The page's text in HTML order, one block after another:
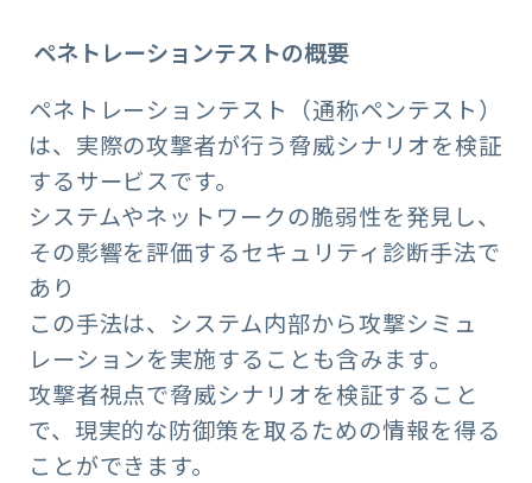
ペネトレーションテストの概要
ペネトレーションテスト（通称ペンテスト）
は、実際の攻撃者が行う脅威シナリオを検証
するサービスです。
システムやネットワークの脆弱性を発見し、
その影響を評価するセキュリティ診断手法で
あり
この手法は、システム内部から攻撃シミュ
レーションを実施することも含みます。
攻撃者視点で脅威シナリオを検証すること
で、現実的な防御策を取るための情報を得る
ことができます。